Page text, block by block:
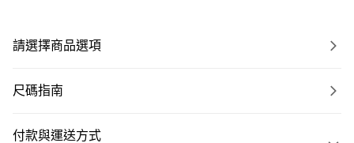
請選擇商品選項
尺碼指南
付款與運送方式